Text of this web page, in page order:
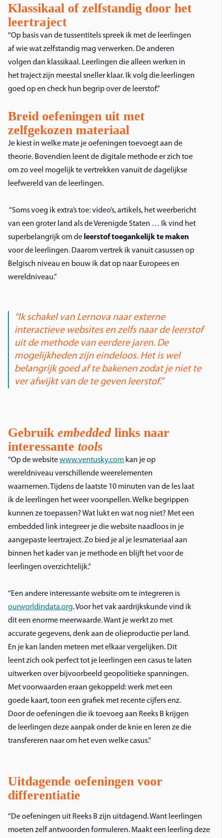
Klassikaal of zelfstandig door het
leertraject
“Op basis van de tussentitels spreek ik met de leerlingen
af wie wat zelfstandig mag verwerken. De anderen
volgen dan klassikaal. Leerlingen die alleen werken in
het traject zijn meestal sneller klaar. Ik volg die leerlingen
goed op en check hun begrip over de leerstof.”
Breid oefeningen uit met
zelfgekozen materiaal
Je kiest in welke mate je oefeningen toevoegt aan de
theorie. Bovendien leent de digitale methode er zich toe
om zo veel mogelijk te vertrekken vanuit de dagelijkse
leefwereld van de leerlingen.
“Soms voeg ik extra’s toe: video’s, artikels, het weerbericht
van een groter land als de Verenigde Staten … Ik vind het
superbelangrijk om de leerstof toegankelijk te maken
voor de leerlingen. Daarom vertrek ik vanuit casussen op
Belgisch niveau en bouw ik dat op naar Europees en
wereldniveau.”
“Ik schakel van Lernova naar externe
interactieve websites en zelfs naar de leerstof
uit de methode van eerdere jaren. De
mogelijkheden zijn eindeloos. Het is wel
belangrijk goed af te bakenen zodat je niet te
ver afwijkt van de te geven leerstof.”
Gebruik embeddedlinks naar
interessante tools
“Op de websitewww.ventusky.com kan je op
wereldniveau verschillende weerelementen
waarnemen. Tijdens de laatste 10 minuten van de les laat
ik de leerlingen het weer voorspellen. Welke begrippen
kunnen ze toepassen? Wat lukt en wat nog niet? Met een
embedded link integreer je die website naadloos in je
aangepaste leertraject. Zo bied je al je lesmateriaal aan
binnen het kader van je methode en blijft het voor de
leerlingen overzichtelijk.”
“Een andere interessante website om te integreren is
ourworldindata.org. Voor het vak aardrijkskunde vind ik
dit een enorme meerwaarde. Want je werkt zo met
accurate gegevens, denk aan de olieproductie per land.
En je kan landen meteen met elkaar vergelijken. Dit
leent zich ook perfect tot je leerlingen een casus te laten
uitwerken over bijvoorbeeld geopolitieke spanningen.
Met voorwaarden eraan gekoppeld: werk met een
goede kaart, toon een grafiek met recente cijfers enz.
Door de oefeningen die ik toevoeg aan Reeks B krijgen
de leerlingen deze aanpak onder de knie en leren ze die
transfereren naar om het even welke casus.”
Uitdagende oefeningen voor
differentiatie
“De oefeningen uit Reeks B zijn uitdagend. Want leerlingen
moeten zelf antwoorden formuleren. Maakt een leerling deze